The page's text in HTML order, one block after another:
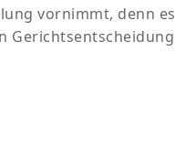
vornimmt, denn es
Gerichtsentscheidung